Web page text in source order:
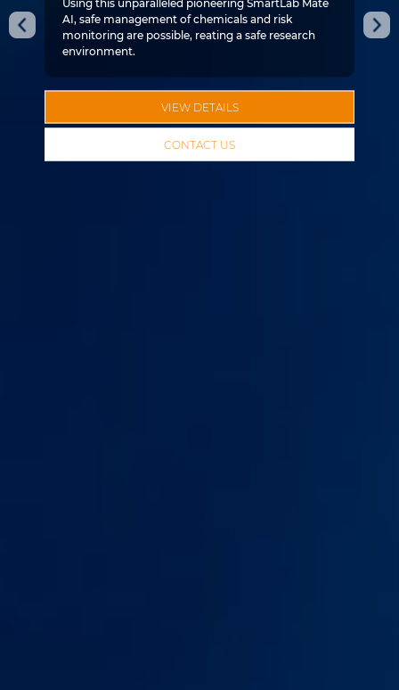
Using this unparalleled pioneering SmartLab Mate
AI, safe management of chemicals and risk
monitoring are possible, reating a safe research
environment.
VIEW DETAILS
CONTACT US